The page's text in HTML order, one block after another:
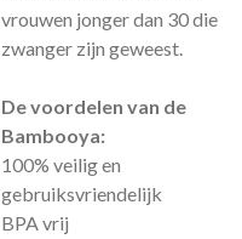
vrouwen jonger dan 30 die
zwanger zijn geweest.
De voordelen van de
Bambooya:
100% veilig en
gebruiksvriendelijk
BPA vrij